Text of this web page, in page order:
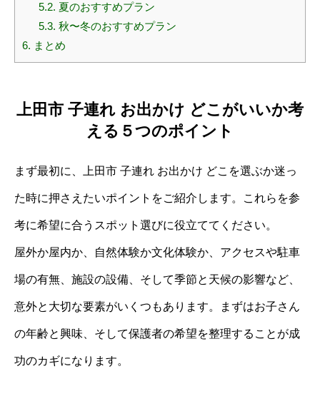
5.2. 夏のおすすめプラン
5.3. 秋〜冬のおすすめプラン
6. まとめ
上田市 子連れ お出かけ どこがいいか考
える５つのポイント
まず最初に、上田市 子連れ お出かけ どこを選ぶか迷っ
た時に押さえたいポイントをご紹介します。これらを参
考に希望に合うスポット選びに役立ててください。
屋外か屋内か、自然体験か文化体験か、アクセスや駐車
場の有無、施設の設備、そして季節と天候の影響など、
意外と大切な要素がいくつもあります。まずはお子さん
の年齢と興味、そして保護者の希望を整理することが成
功のカギになります。